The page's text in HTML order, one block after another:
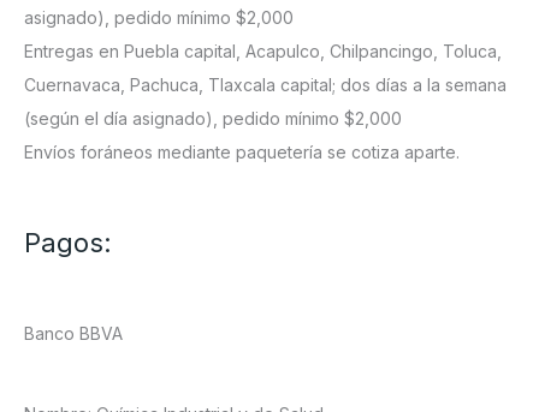
asignado), pedido mínimo $2,000
Entregas en Puebla capital, Acapulco, Chilpancingo, Toluca,
Cuernavaca, Pachuca, Tlaxcala capital; dos días a la semana
(según el día asignado), pedido mínimo $2,000
Envíos foráneos mediante paquetería se cotiza aparte.
Pagos:
Banco BBVA